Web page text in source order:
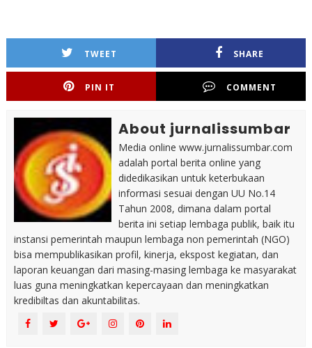
TWEET SHARE
PIN IT COMMENT
About jurnalissumbar
Media online www.jurnalissumbar.com
adalah portal berita online yang
didedikasikan untuk keterbukaan
informasi sesuai dengan UU No.14
Tahun 2008, dimana dalam portal
berita ini setiap lembaga publik, baik itu
instansi pemerintah maupun lembaga non pemerintah (NGO)
bisa mempublikasikan profil, kinerja, ekspost kegiatan, dan
laporan keuangan dari masing-masing lembaga ke masyarakat
luas guna meningkatkan kepercayaan dan meningkatkan
kredibiltas dan akuntabilitas.